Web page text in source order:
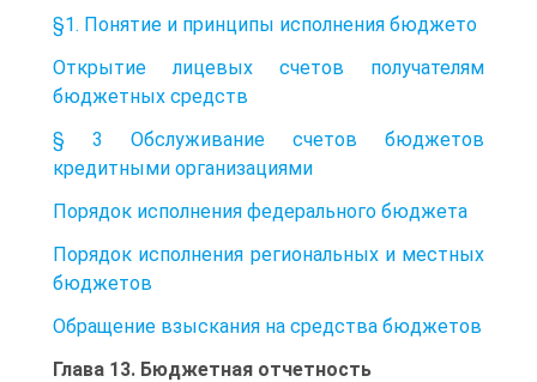
§1. Понятие и принципы исполнения бюджето
Открытие лицевых счетов получателям
бюджетных средств
§ 3 Обслуживание счетов бюджетов
кредитными организациями
Порядок исполнения федерального бюджета
Порядок исполнения региональных и местных
бюджетов
Обращение взыскания на средства бюджетов
Глава 13. Бюджетная отчетность